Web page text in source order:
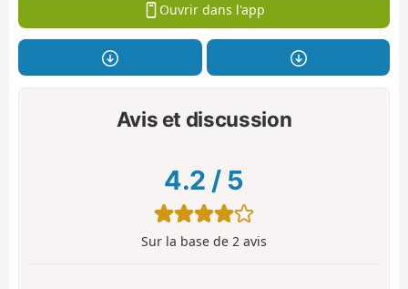
Ouvrir dans l'app
Avis et discussion
4.2 / 5
Sur la base de 2 avis